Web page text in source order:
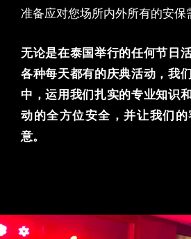
准备应对您场所内外所有的安保
无论是在泰国举行的任何节日
各种每天都有的庆典活动，我
中，运用我们扎实的专业知识
动的全方位安全，并让我们
意。